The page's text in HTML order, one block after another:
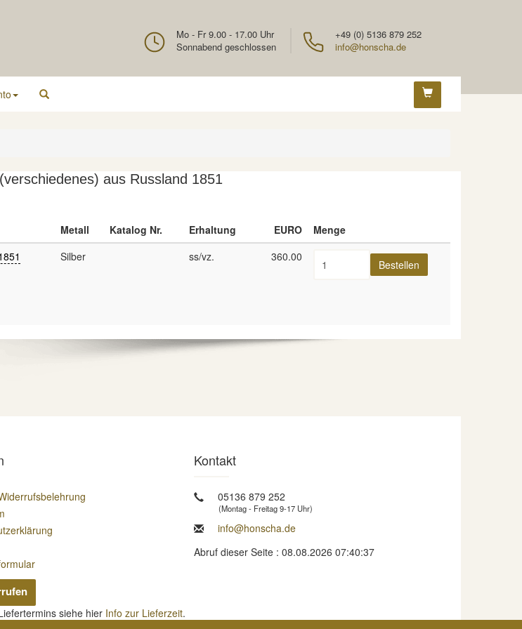
+49 (0) 5136 879 252
info@honscha.de
Mo - Fr 9.00 - 17.00 Uhr
Sonnabend geschlossen
aus Russland 1851
Metall Katalog Nr. Erhaltung EURO
Menge
Silber ss/vz. 360.00
Kontakt
05136 879 252
(Montag - Freitag 9-17 Uhr)
info@honscha.de
Abruf dieser Seite : 08.08.2026 07:40:37
siehe hier Info zur Lieferzeit.